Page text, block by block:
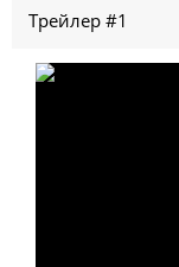
Трейлер #1